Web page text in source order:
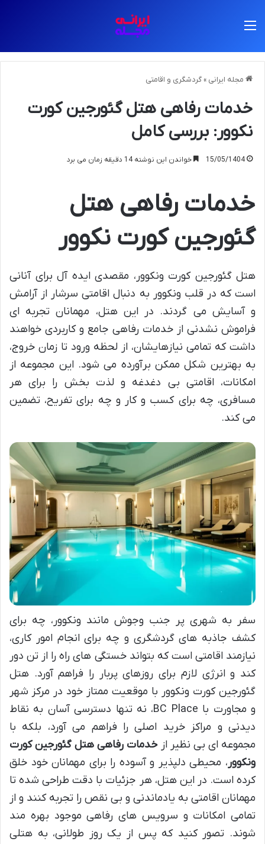
مجله ایرانی » گردشگری و اقامتی
خدمات رفاهی هتل گئورجین کورت
نکوور: بررسی کامل
15/05/1404 خواندن این نوشته 14 دقیقه زمان می برد
خدمات رفاهی هتل
گئورجین کورت نکوور
هتل گئورجین کورت ونکوور، مقصدی ایده آل برای آنانی
است که در قلب ونکوور به دنبال اقامتی سرشار از آرامش
و آسایش می گردند. در این هتل، مهمانان تجربه ای
فراموش نشدنی از خدمات رفاهی جامع و کاربردی خواهند
داشت که تمامی نیازهایشان، از لحظه ورود تا زمان خروج،
به بهترین شکل ممکن برآورده می شود. این مجموعه از
امکانات، اقامتی بی دغدغه و لذت بخش را برای هر
مسافری، چه برای کسب و کار و چه برای تفریح، تضمین
می کند.
سفر به شهری پر جنب وجوش مانند ونکوور، چه برای
کشف جاذبه های گردشگری و چه برای انجام امور کاری،
نیازمند اقامتی است که بتواند خستگی های راه را از تن دور
کند و انرژی لازم برای روزهای پربار را فراهم آورد. هتل
گئورجین کورت ونکوور با موقعیت ممتاز خود در مرکز شهر
و مجاورت با BC Place، نه تنها دسترسی آسان به نقاط
دیدنی و مراکز خرید اصلی را فراهم می آورد، بلکه با
مجموعه ای بی نظیر ازخدمات رفاهی هتل گئورجین کورت
ونکوور ، محیطی دلپذیر و آسوده را برای مهمانان خود خلق
کرده است. در این هتل، هر جزئیات با دقت طراحی شده تا
مهمانان اقامتی به یادماندنی و بی نقص را تجربه کنند و از
تمامی امکانات و سرویس های رفاهی موجود بهره مند
شوند. تصور کنید که پس از یک روز طولانی، به هتلی